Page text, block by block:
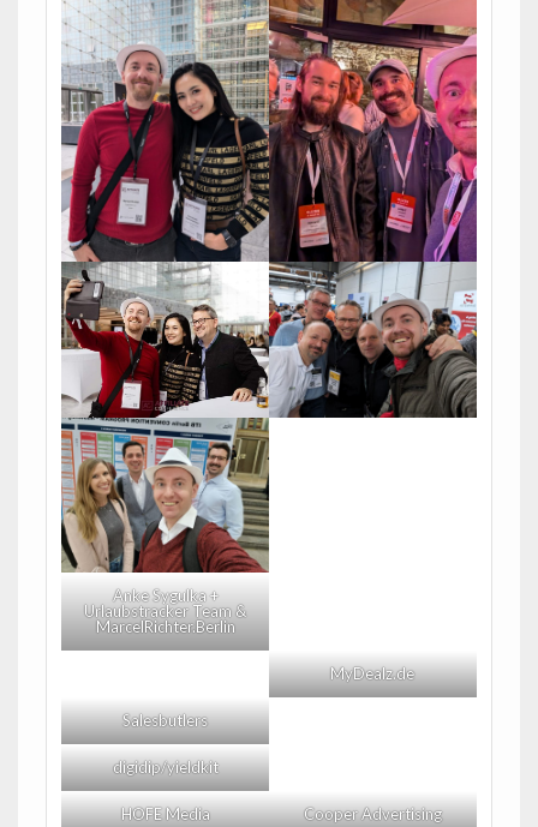
Anke Sygulka +
Urlaubstracker Team &
MarcelRichter.Berlin
MyDealz.de
Salesbutlers
digidip/yieldkit
HOFE Media Cooper Advertising